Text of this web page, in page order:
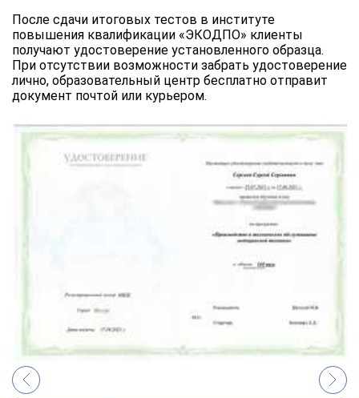
После сдачи итоговых тестов в институте
повышения квалификации «ЭКОДПО» клиенты
получают удостоверение установленного образца.
При отсутствии возможности забрать удостоверение
лично, образовательный центр бесплатно отправит
документ почтой или курьером.